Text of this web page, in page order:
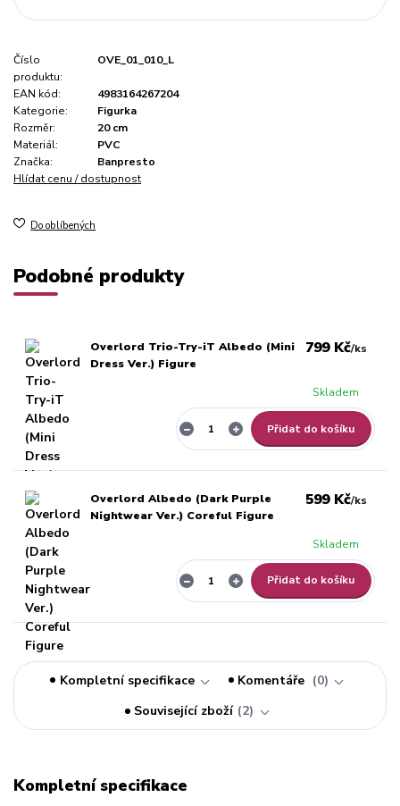
Číslo
produktu:
OVE_01_010_L
EAN kód:
4983164267204
Kategorie:
Figurka
Rozměr:
20 cm
Materiál:
PVC
Značka:
Banpresto
Hlídat cenu / dostupnost
Do oblíbených
Podobné produkty
Overlord Trio-Try-iT Albedo (Mini
Dress Ver.) Figure
799 Kč/ks
Skladem
Přidat do košíku
Overlord Albedo (Dark Purple
Nightwear Ver.) Coreful Figure
599 Kč/ks
Skladem
Přidat do košíku
Kompletní specifikace Komentáře
0
Související zboží 2
Kompletní specifikace